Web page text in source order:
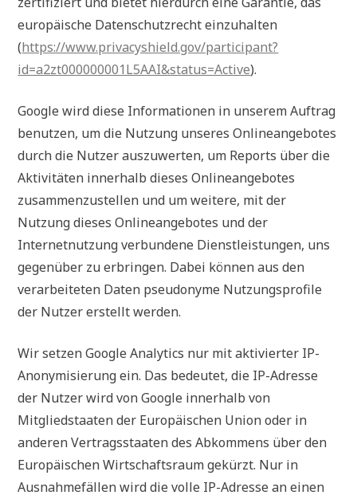
europäische Datenschutzrecht einzuhalten
(https://www.privacyshield.gov/participant?
id=a2zt000000001L5AAI&status=Active).
Google wird diese Informationen in unserem Auftrag
benutzen, um die Nutzung unseres Onlineangebotes
durch die Nutzer auszuwerten, um Reports über die
Aktivitäten innerhalb dieses Onlineangebotes
zusammenzustellen und um weitere, mit der
Nutzung dieses Onlineangebotes und der
Internetnutzung verbundene Dienstleistungen, uns
gegenüber zu erbringen. Dabei können aus den
verarbeiteten Daten pseudonyme Nutzungsprofile
der Nutzer erstellt werden.
Wir setzen Google Analytics nur mit aktivierter IP-
Anonymisierung ein. Das bedeutet, die IP-Adresse
der Nutzer wird von Google innerhalb von
Mitgliedstaaten der Europäischen Union oder in
anderen Vertragsstaaten des Abkommens über den
Europäischen Wirtschaftsraum gekürzt. Nur in
Ausnahmefällen wird die volle IP-Adresse an einen